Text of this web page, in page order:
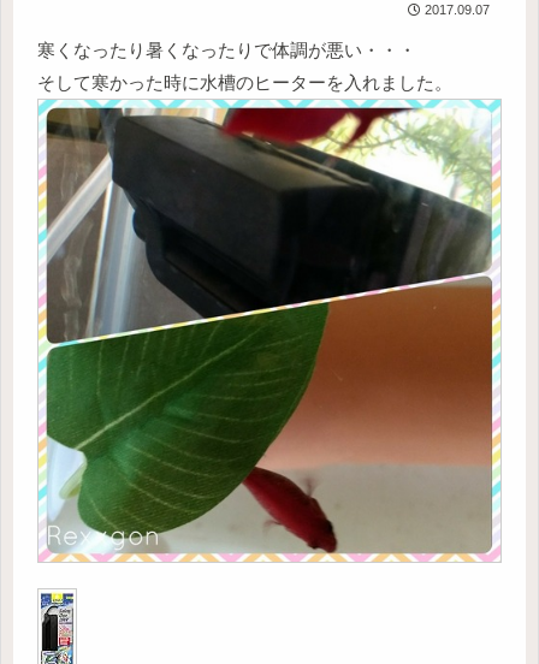
2017.09.07
寒くなったり暑くなったりで体調が悪い・・・
そして寒かった時に水槽のヒーターを入れました。